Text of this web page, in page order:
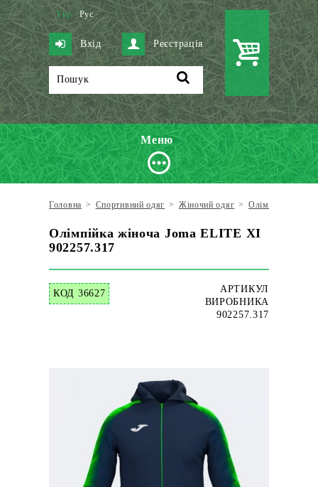
Укр Рус
Вхід Реєстрація
Меню
Головна > Спортивний одяг > Жіночий одяг > Олімпійки
Олімпійка жіноча Joma ELITE XI
902257.317
КОД 36627
АРТИКУЛ
ВИРОБНИКА
902257.317